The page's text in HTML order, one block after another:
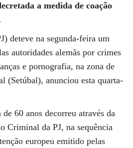
a medida de coação
deteve na segunda-feira um
autoridades alemãs por crimes
e pornografia, na zona de
(Setúbal), anunciou esta quarta-
60 anos decorreu através da
Criminal da PJ, na sequência
europeu emitido pelas